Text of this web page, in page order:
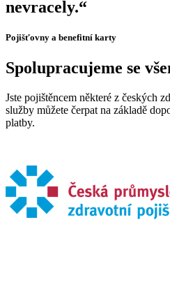
nevracely.“
Pojišťovny a benefitní karty
Spolupracujeme se
Jste pojištěncem některé z českých
služby můžete čerpat na základě
platby.